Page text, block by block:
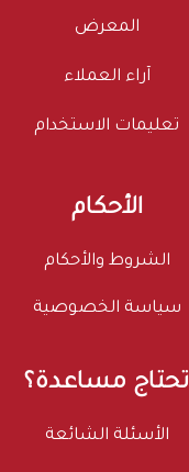
المعرض
آراء العملاء
تعليمات الاستخدام
الأحكام
الشروط والأحكام
سياسة الخصوصية
تحتاج مساعدة؟
الأسئلة الشائعة